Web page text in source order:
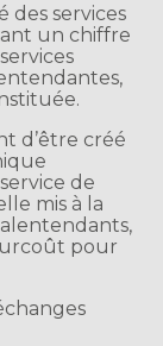
des services
un chiffre
d’être créé
de
mis à la
pour